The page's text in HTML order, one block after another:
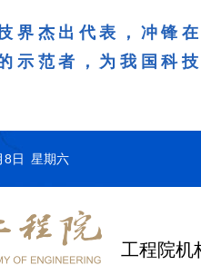
界杰出代表，冲锋
示范者，为我国科
8日 星期六
工程院机